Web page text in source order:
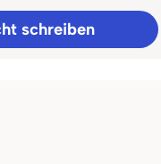
schreiben